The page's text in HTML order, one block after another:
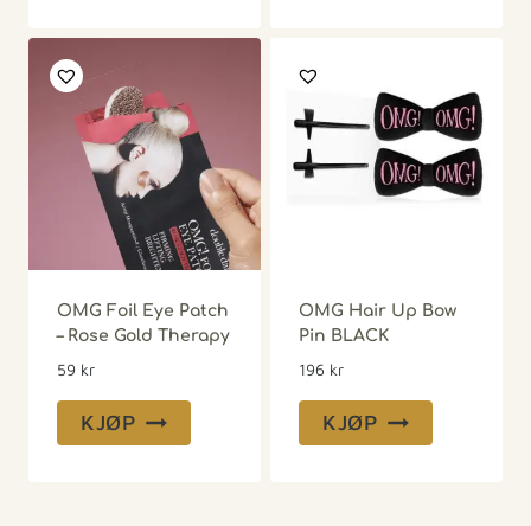
OMG Foil Eye Patch
– Rose Gold Therapy
59 kr
KJØP
OMG Hair Up Bow
Pin BLACK
196 kr
KJØP